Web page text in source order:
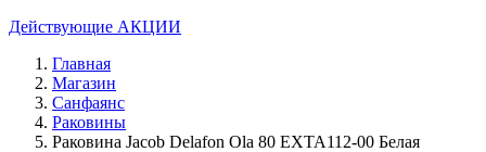
Действующие АКЦИИ
Главная
Магазин
Санфаянс
Раковины
Раковина Jacob Delafon Ola 80 EXTA112-00 Белая